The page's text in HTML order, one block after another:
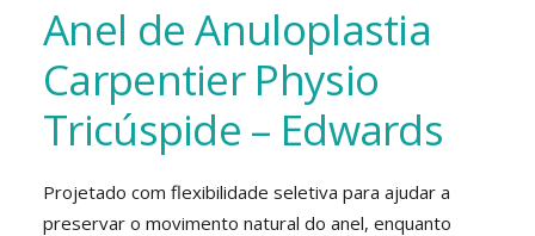
Anel de Anuloplastia
Carpentier Physio
Tricúspide – Edwards
Projetado com flexibilidade seletiva para ajudar a
preservar o movimento natural do anel, enquanto